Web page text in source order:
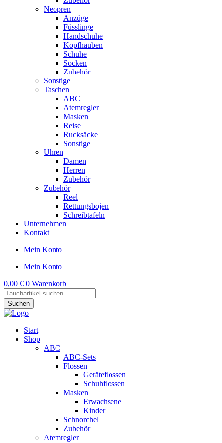
Neopren
Anzüge
Füsslinge
Handschuhe
Kopfhauben
Schuhe
Socken
Zubehör
Sonstige
Taschen
ABC
Atemregler
Masken
Reise
Rucksäcke
Sonstige
Uhren
Damen
Herren
Zubehör
Zubehör
Reel
Rettungsbojen
Schreibtafeln
Unternehmen
Kontakt
Mein Konto
Mein Konto
0,00 € 0 Warenkorb
Products
search
Suchen
Start
Shop
ABC
ABC-Sets
Flossen
Geräteflossen
Schuhflossen
Masken
Erwachsene
Kinder
Schnorchel
Zubehör
Atemregler